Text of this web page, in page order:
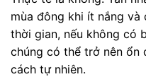
mùa đông khi ít nắng và
thời gian, nếu không có
chúng có thể trở nên ổn
cách tự nhiên.